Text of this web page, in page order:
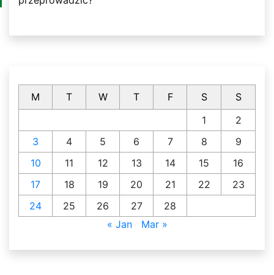
M T W T F S
S
1
2
3
4 5 6 7 8
9
10
11 12 13 14 15
16
17
18 19 20 21 22
23
24
25 26 27
28
« Jan
Mar »